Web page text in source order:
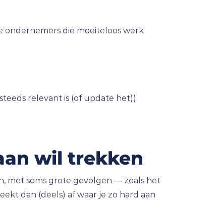
ondernemers die moeiteloos werk
relevant is (of update het))
wil trekken
met soms grote gevolgen — zoals het
dan (deels) af waar je zo hard aan